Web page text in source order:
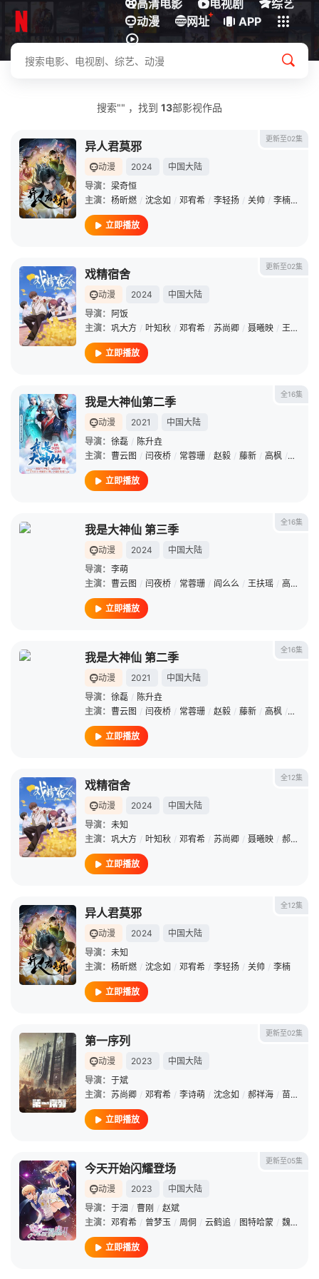
高清电影 电视剧
综艺
动漫
网址
+
APP
下载客户端
搜索"" ，找到 13部影视作品
更新至02集
异人君莫邪
动漫 2024
中国大陆
导演： 梁奇恒
主演： 杨昕燃 / 沈念如 / 邓宥希 / 李轻扬 / 关帅 / 李楠 /
立即播放
更新至02集
戏精宿舍
动漫 2024
中国大陆
导演： 阿饭
主演： 巩大方 / 叶知秋 / 邓宥希 / 苏尚卿 / 聂曦映 / 王妮
立即播放
全16集
我是大神仙第二季
动漫 2021
中国大陆
导演： 徐磊 / 陈升垚
主演： 曹云图 / 闫夜桥 / 常蓉珊 / 赵毅 / 藤新 / 高枫 / 张遥函
立即播放
全16集
我是大神仙 第三季
动漫 2024
中国大陆
导演： 李萌
主演： 曹云图 / 闫夜桥 / 常蓉珊 / 阎么么 / 王扶瑶 / 高枫
立即播放
全16集
我是大神仙 第二季
动漫 2021
中国大陆
导演： 徐磊 / 陈升垚
主演： 曹云图 / 闫夜桥 / 常蓉珊 / 赵毅 / 藤新 / 高枫 / 张遥函
立即播放
全12集
戏精宿舍
动漫 2024
中国大陆
导演： 未知
主演： 巩大方 / 叶知秋 / 邓宥希 / 苏尚卿 / 聂曦映 / 郝祥海
立即播放
全12集
异人君莫邪
动漫 2024
中国大陆
导演： 未知
主演： 杨昕燃 / 沈念如 / 邓宥希 / 李轻扬 / 关帅 / 李楠
立即播放
更新至02集
第一序列
动漫 2023
中国大陆
导演： 于斌
主演： 苏尚卿 / 邓宥希 / 李诗萌 / 沈念如 / 郝祥海 / 苗壮
立即播放
更新至05集
今天开始闪耀登场
动漫 2023
中国大陆
导演： 于沺 / 曹刚 / 赵斌
主演： 邓宥希 / 曾梦玉 / 周侗 / 云鹤追 / 图特哈蒙 / 魏一凡
立即播放